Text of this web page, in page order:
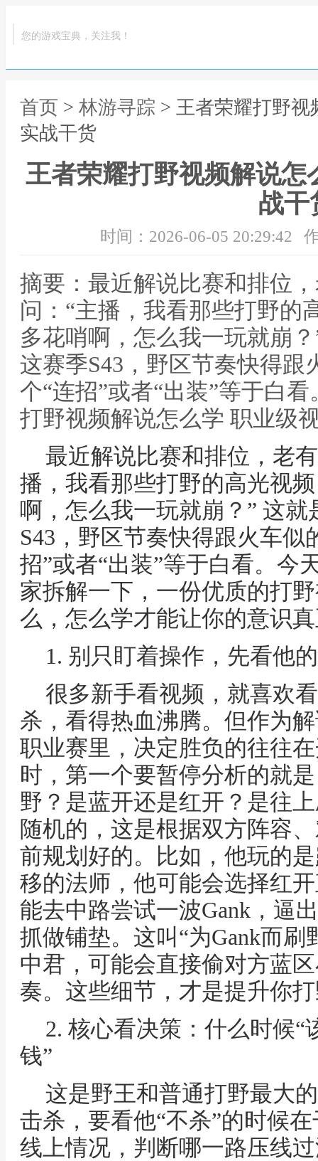
您的游戏宝典，关注我！
首页 > 林游寻踪 > 王者荣耀打野
实战干货
王者荣耀打野视频解说怎
战干
时间：2026-06-05 20:29:42
摘要：最近解说比赛和排位
问：“主播，我看那些打野的
多花哨啊，怎么我一玩就崩
这赛季S43，野区节奏快得跟
个“连招”或者“出装”等于白
打野视频解说怎么学 职业级
最近解说比赛和排位，老
播，我看那些打野的高光视
啊，怎么我一玩就崩？” 这
S43，野区节奏快得跟火车似
招”或者“出装”等于白看。今
家拆解一下，一份优质的打
么，怎么学才能让你的意识
1. 别只盯着操作，先看他
很多新手看视频，就喜欢
杀，看得热血沸腾。但作为
职业赛里，决定胜负的往往
时，第一个要暂停分析的就
野？是蓝开还是红开？是往
随机的，这是根据双方阵容
前规划好的。比如，他玩的
移的法师，他可能会选择红
能去中路尝试一波Gank，逼
抓做铺垫。这叫“为Gank而
中君，可能会直接偷对方蓝
奏。这些细节，才是提升你
2. 核心看决策：什么时候“
钱”
这是野王和普通打野最大
击杀，要看他“不杀”的时候
线上情况，判断哪一路压线